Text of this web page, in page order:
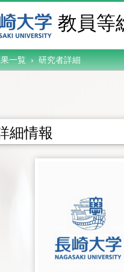
教員等
果一覧 ›研究者詳細
細情報